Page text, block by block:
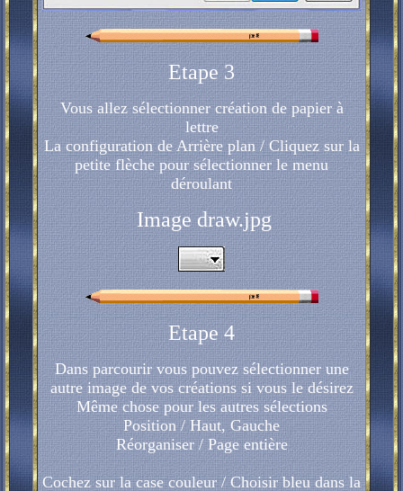
Etape 3
Vous allez sélectionner création de papier à
lettre
La configuration de Arrière plan / Cliquez sur la
petite flèche pour sélectionner le menu
déroulant
Image draw.jpg
Etape 4
Dans parcourir vous pouvez sélectionner une
autre image de vos créations si vous le désirez
Même chose pour les autres sélections
Position / Haut, Gauche
Réorganiser / Page entière
Cochez sur la case couleur / Choisir bleu dans la